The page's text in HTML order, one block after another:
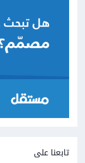
تابعنا على